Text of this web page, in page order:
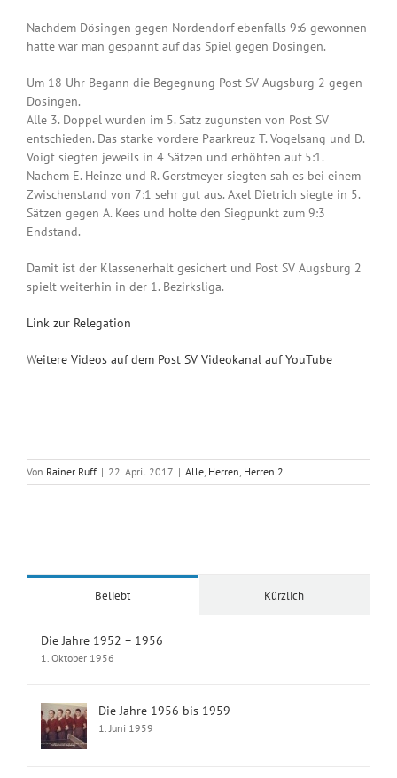
Nachdem Dösingen gegen Nordendorf ebenfalls 9:6 gewonnen
hatte war man gespannt auf das Spiel gegen Dösingen.
Um 18 Uhr Begann die Begegnung Post SV Augsburg 2 gegen
Dösingen.
Alle 3. Doppel wurden im 5. Satz zugunsten von Post SV
entschieden. Das starke vordere Paarkreuz T. Vogelsang und D.
Voigt siegten jeweils in 4 Sätzen und erhöhten auf 5:1.
Nachem E. Heinze und R. Gerstmeyer siegten sah es bei einem
Zwischenstand von 7:1 sehr gut aus. Axel Dietrich siegte in 5.
Sätzen gegen A. Kees und holte den Siegpunkt zum 9:3
Endstand.
Damit ist der Klassenerhalt gesichert und Post SV Augsburg 2
spielt weiterhin in der 1. Bezirksliga.
Link zur Relegation
Weitere Videos auf dem Post SV Videokanal auf YouTube
Von Rainer Ruff | 22. April 2017 | Alle Herren Herren 2
Beliebt Kürzlich
Die Jahre 1952 – 1956
1. Oktober 1956
Die Jahre 1956 bis 1959
1. Juni 1959